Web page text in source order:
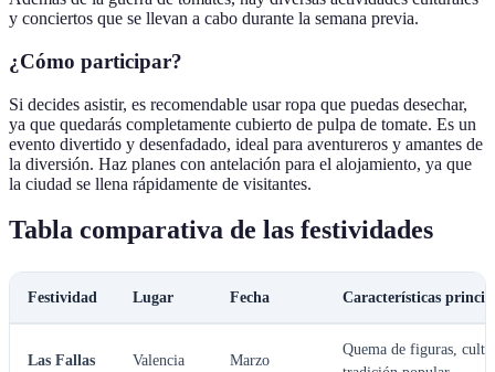
y conciertos que se llevan a cabo durante la semana previa.
¿Cómo participar?
Si decides asistir, es recomendable usar ropa que puedas desechar,
ya que quedarás completamente cubierto de pulpa de tomate. Es un
evento divertido y desenfadado, ideal para aventureros y amantes de
la diversión. Haz planes con antelación para el alojamiento, ya que
la ciudad se llena rápidamente de visitantes.
Tabla comparativa de las festividades
Festividad Lugar Fecha Características
Las Fallas Valencia Marzo
Quema de figuras,